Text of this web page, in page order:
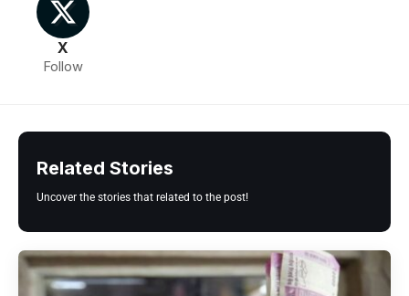
X
Follow
Related Stories
Uncover the stories that related to the post!